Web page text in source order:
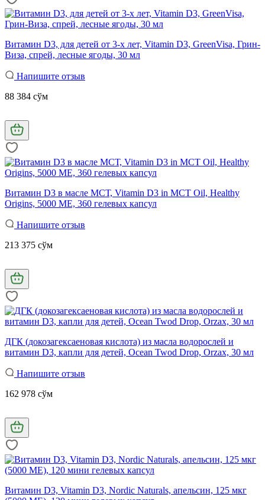
Витамин D3, для детей от 3-х лет, Vitamin D3, GreenVisa, Грин-
Виза, спрей, лесные ягоды, 30 мл
Напишите отзыв
88 384 сўм
Витамин D3 в масле МСТ, Vitamin D3 in MCT Oil, Healthy
Origins, 5000 МЕ, 360 гелевых капсул
Напишите отзыв
213 375 сўм
ДГК (докозагексаеновая кислота) из масла водорослей и
витамин D3, капли для детей, Ocean Twod Drop, Orzax, 30 мл
Напишите отзыв
162 978 сўм
Витамин D3, Vitamin D3, Nordic Naturals, апельсин, 125 мкг